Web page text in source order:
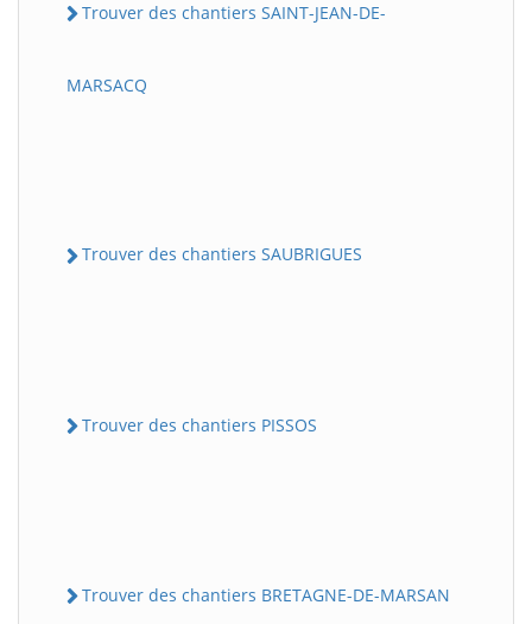
Trouver des chantiers SAINT-JEAN-DE-
MARSACQ
Trouver des chantiers SAUBRIGUES
Trouver des chantiers PISSOS
Trouver des chantiers BRETAGNE-DE-MARSAN